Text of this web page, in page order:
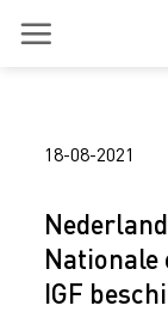
18-08-2021
Nationale
IGF